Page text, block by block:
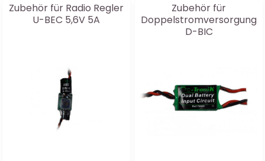
Zubehör für Radio Regler
U-BEC 5,6V 5A
Zubehör für
Doppelstromversorgung
D-BIC